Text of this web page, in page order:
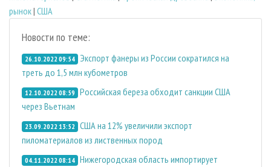
рынок| США
Новости по теме:
26.10.2022 09:54
Экспорт фанеры из России сократился на
треть до 1,5 млн кубометров
12.10.2022 08:59 Российская береза обходит санкции США
через Вьетнам
23.09.2022 13:52 США на 12% увеличили экспорт
пиломатериалов из лиственных пород
04.11.2022 08:14 Нижегородская область импортирует